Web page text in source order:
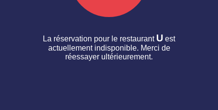
La réservation pour le restaurant U est
actuellement indisponible. Merci de
réessayer ultérieurement.